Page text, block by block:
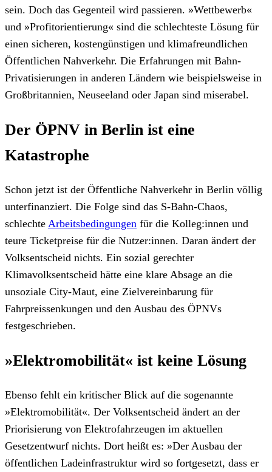
sein. Doch das Gegenteil wird passieren. »Wettbewerb«
und »Profitorientierung« sind die schlechteste Lösung für
einen sicheren, kostengünstigen und klimafreundlichen
Öffentlichen Nahverkehr. Die Erfahrungen mit Bahn-
Privatisierungen in anderen Ländern wie beispielsweise in
Großbritannien, Neuseeland oder Japan sind miserabel.
Der ÖPNV in Berlin ist eine
Katastrophe
Schon jetzt ist der Öffentliche Nahverkehr in Berlin völlig
unterfinanziert. Die Folge sind das S-Bahn-Chaos,
schlechte Arbeitsbedingungen für die Kolleg:innen und
teure Ticketpreise für die Nutzer:innen. Daran ändert der
Volksentscheid nichts. Ein sozial gerechter
Klimavolksentscheid hätte eine klare Absage an die
unsoziale City-Maut, eine Zielvereinbarung für
Fahrpreissenkungen und den Ausbau des ÖPNVs
festgeschrieben.
»Elektromobilität« ist keine Lösung
Ebenso fehlt ein kritischer Blick auf die sogenannte
»Elektromobilität«. Der Volksentscheid ändert an der
Priorisierung von Elektrofahrzeugen im aktuellen
Gesetzentwurf nichts. Dort heißt es: »Der Ausbau der
öffentlichen Ladeinfrastruktur wird so fortgesetzt, dass er